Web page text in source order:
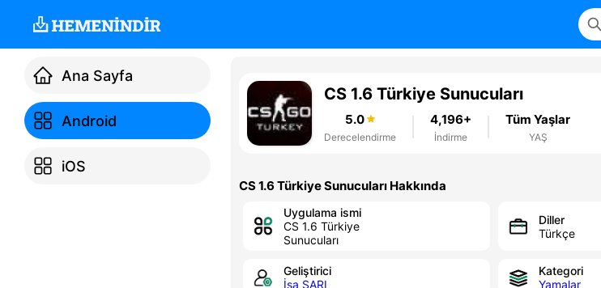
Ana Sayfa
Android
iOS
CS 1.6 Türkiye Sunucuları
5.0
Derecelendirme
4,196+
İndirme
Tüm Yaşlar
YAŞ
CS 1.6 Türkiye Sunucuları Hakkında
Uygulama ismi
CS 1.6 Türkiye
Sunucuları
Diller
Türkçe
Geliştirici
İsa SARI
Kategori
Yamalar